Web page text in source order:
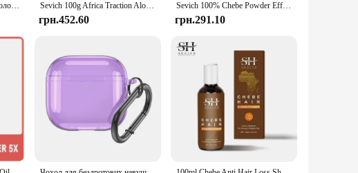
Олія для швидкого росту волосся African Crazy Traction Alopecia Chebe Hair Mask Anti Hair Break Hair Strengthener Hair Loss Treatment Spray Sevich 100g Africa Traction Alopecia Chebe Hair Butter Moisturize & Protect Natural Hair Strong Hair Root Hair Loss Treatment
грн.452.60
Sevich 100% Chebe Powder Effective Growthing Hair Improves Hair Density Nourishes Follicles Fast Regrowth Hair Product 100g
грн.291.10